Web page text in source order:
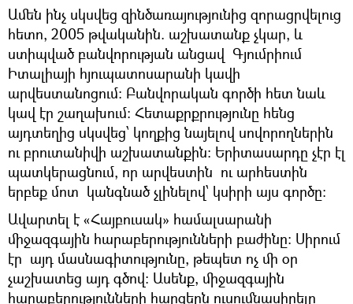
Ամեն ինչ սկսվեց զինծառայությունից զորացրվելուց
հետո, 2005 թվականին. աշխատանք չկար, և
ստիպված բանվորության անցավ Գյումրիում
Իտալիայի հյուպատոսարանի կավի
արվեստանոցում: Բանվորական գործի հետ նաև
կավ էր շաղախում: Հետաքրքրությունը հենց
այդտեղից սկսվեց՝ կողքից նայելով սովորողներին
ու բրուտանիվի աշխատանքին: Երիտասարդը չէր էլ
պատկերացնում, որ արվեստին ու արհեստին
երբեք մոտ կանգնած չլինելով՝ կսիրի այս գործը:
Ավարտել է «Հայբուսակ» համալսարանի
միջազգային հարաբերությունների բաժինը: Սիրում
էր այդ մասնագիտությունը, թեպետ ոչ մի օր
չաշխատեց այդ գծով: Ասենք, միջազգային
հարաբերությունների հարցերն ուսումնասիրելը